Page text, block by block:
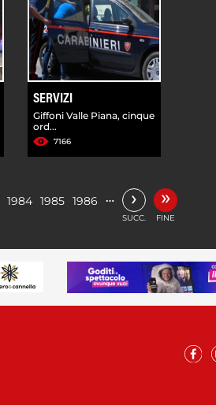
SERVIZI
Giffoni Valle Piana, cinque
ord...
7166
1984 1985 1986 … ›
SUCC.
»
FINE